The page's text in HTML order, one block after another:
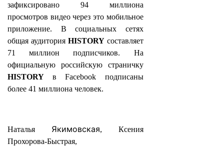
зафиксировано 94 миллиона
просмотров видео через это мобильное
приложение. В социальных сетях
общая аудитория HISTORYсоставляет
71 миллион подписчиков. На
официальную российскую страничку
HISTORYвFacebook подписаны
более 41 миллиона человек.
Наталья Якимовская, Ксения
Прохорова-Быстрая,